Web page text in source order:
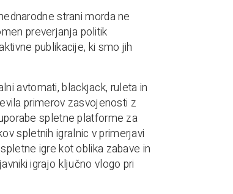
strani morda ne
preverjanja politik
publikacije, ki smo jih
avtomati, blackjack, ruleta in
primerov zasvojenosti z
spletne platforme za
spletnih igralnic v primerjavi
igre kot oblika zabave in
igrajo ključno vlogo pri